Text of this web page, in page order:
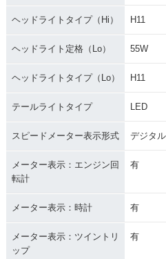
ヘッドライトタイプ（Hi） H11
ヘッドライト定格（Lo） 55W
ヘッドライトタイプ（Lo） H11
テールライトタイプ LED
スピードメーター表示形式 デジタル
メーター表示：エンジン回
転計
有
メーター表示：時計 有
メーター表示：ツイントリ
ップ
有